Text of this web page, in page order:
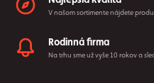
V našom sortimente nájdete
Rodinná firma
Na trhu sme už vyše 10 rokov a